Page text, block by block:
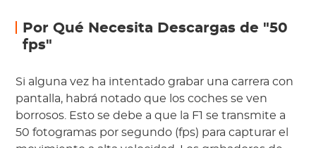
Por Qué Necesita Descargas de "50
fps"
Si alguna vez ha intentado grabar una carrera con
pantalla, habrá notado que los coches se ven
borrosos. Esto se debe a que la F1 se transmite a
50 fotogramas por segundo (fps) para capturar el